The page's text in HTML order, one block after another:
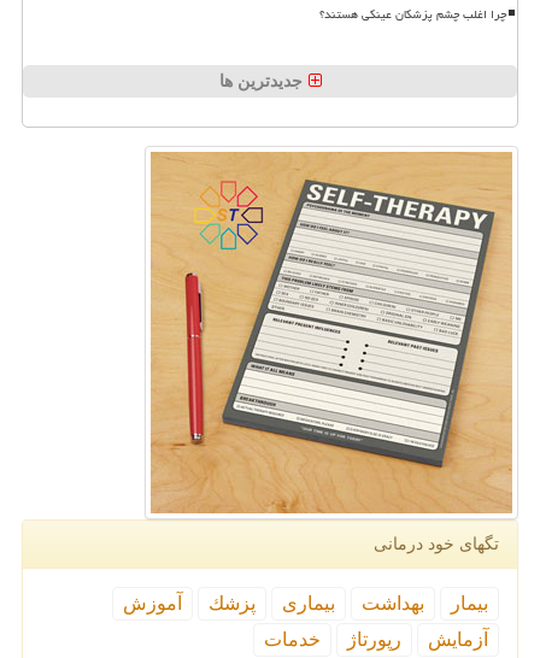
چرا اغلب چشم پزشکان عینکی هستند؟
جدیدترین ها
تگهای خود درمانی
بیمار بهداشت بیماری پزشك
آموزش
آزمایش
رپورتاژ خدمات